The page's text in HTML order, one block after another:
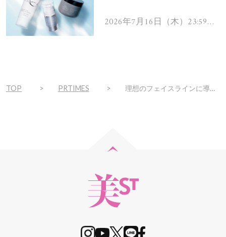
ムを13名様にプレゼン
2026年7月16日（木）23:59ま
TOP PRTIMES 理想のフェイスラインに導くの虎の巻–『ANLAN リフトカッサ』2022年1月19日(木)より新発売！